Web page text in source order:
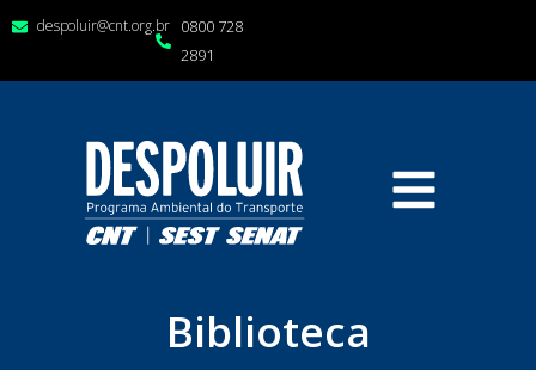
despoluir@cnt.org.br 0800 728
2891
Biblioteca